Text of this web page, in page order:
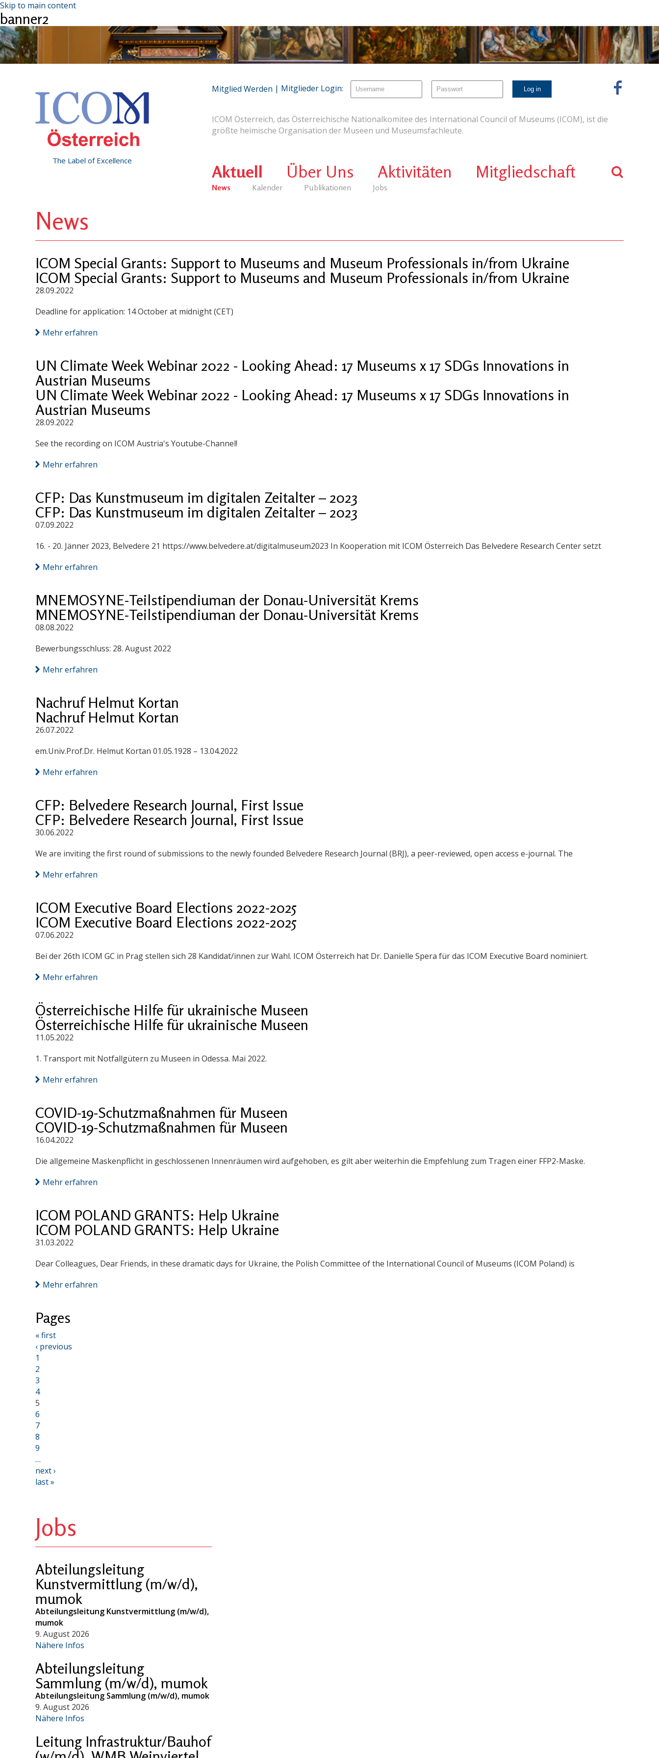
Skip to main content
banner2
The Label of Excellence
ICOM Österreich, das Österreichische Nationalkomitee des International Council of Museums (ICOM), ist die
größte heimische Organisation der Museen und Museumsfachleute.
Aktuell
News Kalender Publikationen Jobs
Über Uns Aktivitäten Mitgliedschaft
Mitglied Werden | Mitglieder Login:
News
ICOM Special Grants: Support to Museums and Museum Professionals in/from Ukraine
ICOM Special Grants: Support to Museums and Museum Professionals in/from Ukraine
28.09.2022
Deadline for application: 14 October at midnight (CET)
Mehr erfahren
UN Climate Week Webinar 2022 - Looking Ahead: 17 Museums x 17 SDGs Innovations in
Austrian Museums
UN Climate Week Webinar 2022 - Looking Ahead: 17 Museums x 17 SDGs Innovations in
Austrian Museums
28.09.2022
See the recording on ICOM Austria's Youtube-Channel!
Mehr erfahren
CFP: Das Kunstmuseum im digitalen Zeitalter – 2023
CFP: Das Kunstmuseum im digitalen Zeitalter – 2023
07.09.2022
16. - 20. Jänner 2023, Belvedere 21 https://www.belvedere.at/digitalmuseum2023 In Kooperation mit ICOM Österreich Das Belvedere Research Center setzt
Mehr erfahren
MNEMOSYNE-Teilstipendiuman der Donau-Universität Krems
MNEMOSYNE-Teilstipendiuman der Donau-Universität Krems
08.08.2022
Bewerbungsschluss: 28. August 2022
Mehr erfahren
Nachruf Helmut Kortan
Nachruf Helmut Kortan
26.07.2022
em.Univ.Prof.Dr. Helmut Kortan 01.05.1928 – 13.04.2022
Mehr erfahren
CFP: Belvedere Research Journal, First Issue
CFP: Belvedere Research Journal, First Issue
30.06.2022
We are inviting the first round of submissions to the newly founded Belvedere Research Journal (BRJ), a peer-reviewed, open access e-journal. The
Mehr erfahren
ICOM Executive Board Elections 2022-2025
ICOM Executive Board Elections 2022-2025
07.06.2022
Bei der 26th ICOM GC in Prag stellen sich 28 Kandidat/innen zur Wahl. ICOM Österreich hat Dr. Danielle Spera für das ICOM Executive Board nominiert.
Mehr erfahren
Österreichische Hilfe für ukrainische Museen
Österreichische Hilfe für ukrainische Museen
11.05.2022
1. Transport mit Notfallgütern zu Museen in Odessa. Mai 2022.
Mehr erfahren
COVID-19-Schutzmaßnahmen für Museen
COVID-19-Schutzmaßnahmen für Museen
16.04.2022
Die allgemeine Maskenpflicht in geschlossenen Innenräumen wird aufgehoben, es gilt aber weiterhin die Empfehlung zum Tragen einer FFP2-Maske.
Mehr erfahren
ICOM POLAND GRANTS: Help Ukraine
ICOM POLAND GRANTS: Help Ukraine
31.03.2022
Dear Colleagues, Dear Friends, in these dramatic days for Ukraine, the Polish Committee of the International Council of Museums (ICOM Poland) is
Mehr erfahren
Pages
« first
‹ previous
1
2
3
4
5
6
7
8
9
…
next ›
last »
Jobs
Abteilungsleitung
Kunstvermittlung (m/w/d),
mumok
Abteilungsleitung Kunstvermittlung (m/w/d),
mumok
9. August 2026
Nähere Infos
Abteilungsleitung
Sammlung (m/w/d), mumok
Abteilungsleitung Sammlung (m/w/d), mumok
9. August 2026
Nähere Infos
Leitung Infrastruktur/Bauhof